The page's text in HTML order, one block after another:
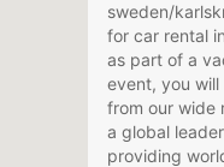
sweden/
for car rental
as part of a
event, you
from our wide
a global
providing